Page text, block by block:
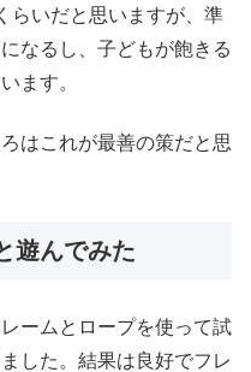
らいだと思いますが、準
なるし、子どもが飽きる
ます。
はこれが最善の策だと思
遊んでみた
ームとロープを使って試
した。結果は良好でフレ